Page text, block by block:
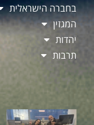
בחברה הישראלית
המגזין
יהדות
תרבות